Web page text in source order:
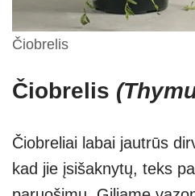
Čiobrelis
Čiobrelis
Čiobreliai labai jautrūs
kad jie įsišaknytų, teks